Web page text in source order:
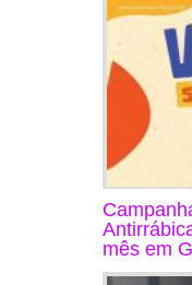
mês em